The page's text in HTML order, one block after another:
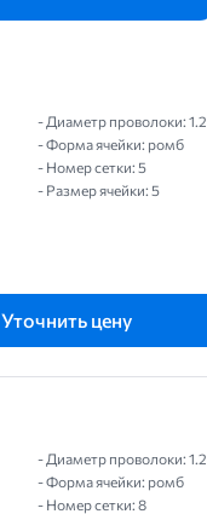
- Диаметр проволоки: 1.2
- Форма ячейки: ромб
- Номер сетки: 5
- Размер ячейки: 5
Уточнить цену
- Диаметр проволоки: 1.2
- Форма ячейки: ромб
- Номер сетки: 8